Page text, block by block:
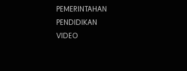
PEMERINTAHAN
PENDIDIKAN
VIDEO